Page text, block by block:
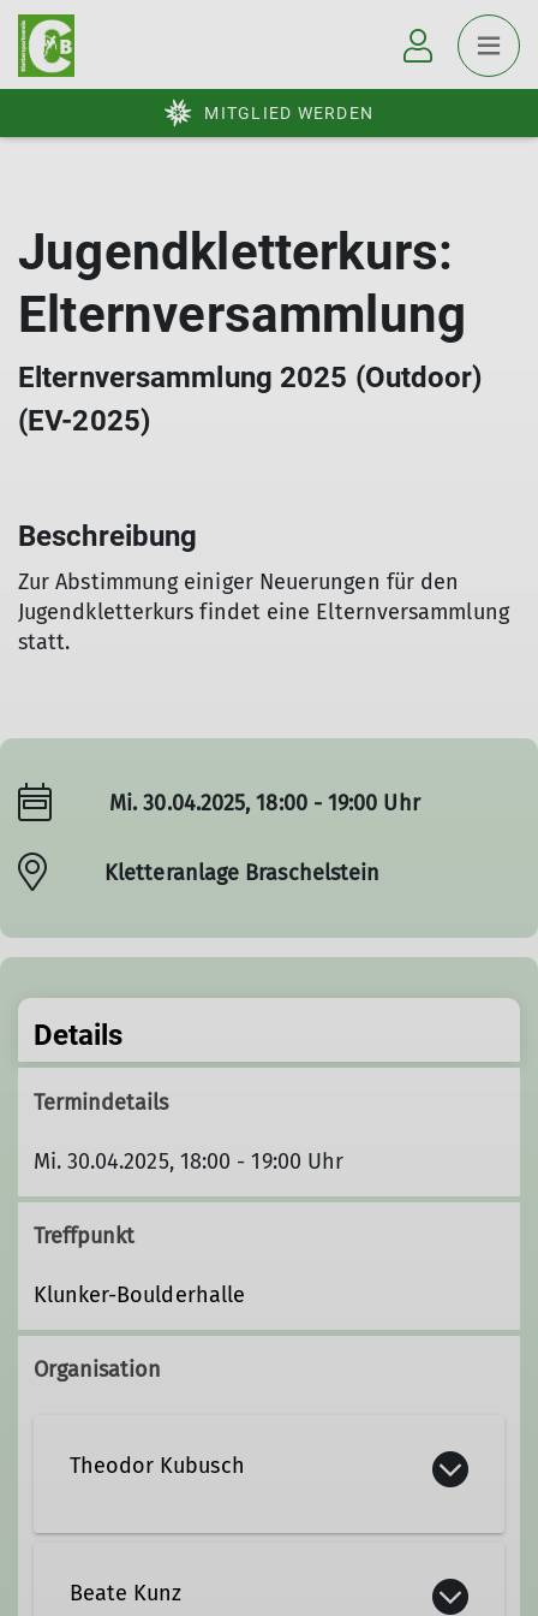
MITGLIED WERDEN
Jugendkletterkurs:
Elternversammlung
Elternversammlung 2025 (Outdoor)
(EV-2025)
Beschreibung
Zur Abstimmung einiger Neuerungen für den
Jugendkletterkurs findet eine Elternversammlung
statt.
Mi. 30.04.2025, 18:00 - 19:00 Uhr
Kletteranlage Braschelstein
Details
Termindetails
Mi. 30.04.2025, 18:00 - 19:00 Uhr
Treffpunkt
Klunker-Boulderhalle
Organisation
Theodor Kubusch
Beate Kunz